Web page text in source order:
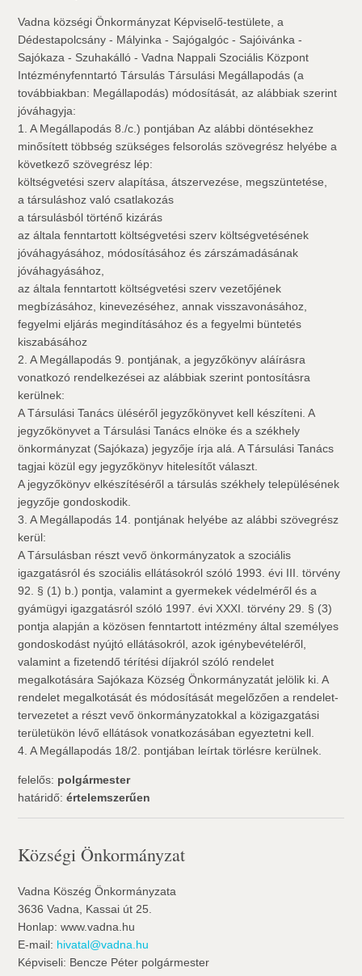
Vadna községi Önkormányzat Képviselő-testülete, a
Dédestapolcsány - Mályinka - Sajógalgóc - Sajóivánka -
Sajókaza - Szuhakálló - Vadna Nappali Szociális Központ
Intézményfenntartó Társulás Társulási Megállapodás (a
továbbiakban: Megállapodás) módosítását, az alábbiak szerint
jóváhagyja:
1. A Megállapodás 8./c.) pontjában Az alábbi döntésekhez
minősített többség szükséges felsorolás szövegrész helyébe a
következő szövegrész lép:
költségvetési szerv alapítása, átszervezése, megszüntetése,
a társuláshoz való csatlakozás
a társulásból történő kizárás
az általa fenntartott költségvetési szerv költségvetésének
jóváhagyásához, módosításához és zárszámadásának
jóváhagyásához,
az általa fenntartott költségvetési szerv vezetőjének
megbízásához, kinevezéséhez, annak visszavonásához,
fegyelmi eljárás megindításához és a fegyelmi büntetés
kiszabásához
2. A Megállapodás 9. pontjának, a jegyzőkönyv aláírásra
vonatkozó rendelkezései az alábbiak szerint pontosításra
kerülnek:
A Társulási Tanács üléséről jegyzőkönyvet kell készíteni. A
jegyzőkönyvet a Társulási Tanács elnöke és a székhely
önkormányzat (Sajókaza) jegyzője írja alá. A Társulási Tanács
tagjai közül egy jegyzőkönyv hitelesítőt választ.
A jegyzőkönyv elkészítéséről a társulás székhely településének
jegyzője gondoskodik.
3. A Megállapodás 14. pontjának helyébe az alábbi szövegrész
kerül:
A Társulásban részt vevő önkormányzatok a szociális
igazgatásról és szociális ellátásokról szóló 1993. évi III. törvény
92. § (1) b.) pontja, valamint a gyermekek védelméről és a
gyámügyi igazgatásról szóló 1997. évi XXXI. törvény 29. § (3)
pontja alapján a közösen fenntartott intézmény által személyes
gondoskodást nyújtó ellátásokról, azok igénybevételéről,
valamint a fizetendő térítési díjakról szóló rendelet
megalkotására Sajókaza Község Önkormányzatát jelölik ki. A
rendelet megalkotását és módosítását megelőzően a rendelet-
tervezetet a részt vevő önkormányzatokkal a közigazgatási
területükön lévő ellátások vonatkozásában egyeztetni kell.
4. A Megállapodás 18/2. pontjában leírtak törlésre kerülnek.
felelős: polgármester
határidő:értelemszerűen
Községi Önkormányzat
Vadna Köszég Önkormányzata
3636 Vadna, Kassai út 25.
Honlap: www.vadna.hu
E-mail: hivatal@vadna.hu
Képviseli: Bencze Péter polgármester